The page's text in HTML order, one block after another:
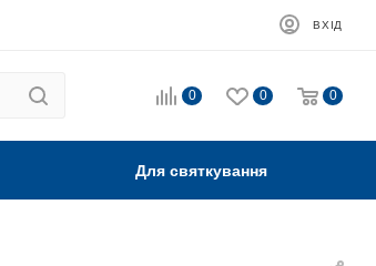
ВХІД
0 0 0
Для святкування